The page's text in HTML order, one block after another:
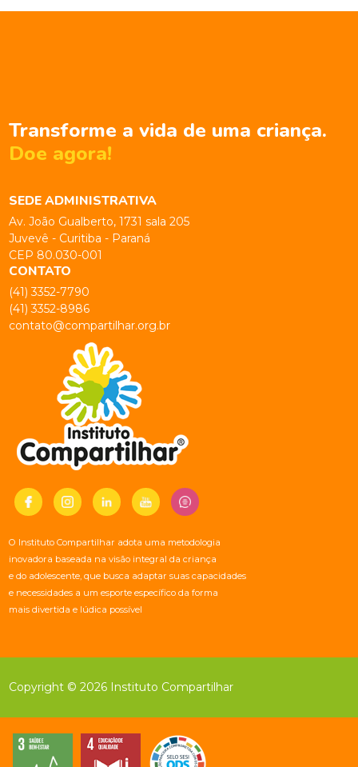
Transforme a vida de uma criança.
Doe agora!
SEDE ADMINISTRATIVA
Av. João Gualberto, 1731 sala 205
Juvevê - Curitiba - Paraná
CEP 80.030-001
CONTATO
(41) 3352-7790
(41) 3352-8986
contato@compartilhar.org.br
O Instituto Compartilhar adota uma metodologia
inovadora baseada na visão integral da criança
e do adolescente, que busca adaptar suas capacidades
e necessidades a um esporte específico da forma
mais divertida e lúdica possível
Copyright © 2026 Instituto Compartilhar